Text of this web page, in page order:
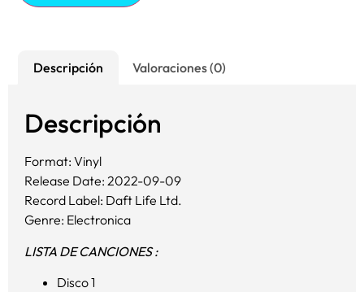
Descripción Valoraciones (0)
Descripción
Format: Vinyl
Release Date: 2022-09-09
Record Label: Daft Life Ltd.
Genre: Electronica
LISTA DE CANCIONES :
Disco 1